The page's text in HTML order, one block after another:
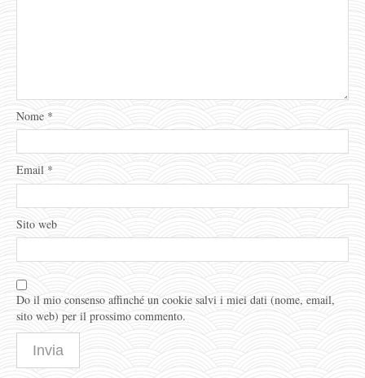
Nome *
Email *
Sito web
Do il mio consenso affinché un cookie salvi i miei dati (nome, email,
sito web) per il prossimo commento.